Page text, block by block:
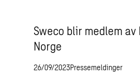
Sweco blir medlem av
Norge
26/09/2023Pressemeldinger